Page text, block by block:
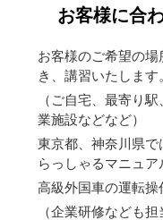
お客様に合
お客様のご希望の
き、講習いたします
（ご自宅、最寄り
業施設などなど）
東京都、神奈川県
らっしゃるマニュア
高級外国車の運転操
（企業研修なども